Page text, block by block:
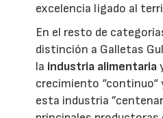
excelencia ligado al
En el resto de
distinción a Galletas
la industria alimentaria
crecimiento “continuo“
esta industria